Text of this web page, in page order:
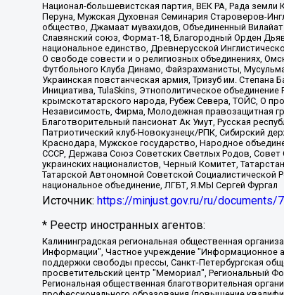
Национал-большевистская партия, ВЕК РА, Рада
Перуна, Мужская Духовная Семинария Староверов-
общество, Джамаат мувахидов, Объединенный
Славянский союз, Формат-18, Благородный Орден
национальное единство, Древнерусской
О свободе совести и о религиозных объединениях,
Футбольного Клуба Динамо, Файзрахманисты,
Украинская повстанческая армия, Тризуб им.
Инициатива, TulaSkins, Этнополитическое
крымскотатарского народа, Рубеж Севера, ТОЙС, О
Независимость, Фирма, Молодежная правозащитная
Благотворительный пансионат Ак Умут, Русская
Патриотический клуб-Новокузнецк/РПК, Сибирский
Краснодара, Мужское государство, Народное
СССР, Держава Союз Советских Светлых Родов, Совет
украинских националистов, Черный Комитет,
Татарской Автономной Советской Социалистической
национальное объединение, ЛГБТ, Я.МЫ Сергей Фургал
Источник: https://minjust.gov.ru/ru/documents/
* Реестр иностранных агентов:
Калининградская региональная общественная организация "Экозащита!-Женсовет", Фонд содействия защите прав и свобод граждан "Общественный вердикт", Фонд "Институт Развития Свободы Информации", Частное учреждение "Информационное агентство МЕМО. РУ", Региональная общественная организация "Общественная комиссия по сохранению наследия академика Сахарова", Фонд поддержки свободы прессы, Санкт-Петербургская общественная правозащитная организация "Гражданский контроль", Межрегиональная общественная организация "Информационно-просветительский центр "Мемориал", Региональный Фонд "Центр Защиты Прав Средств Массовой Информации", с 05.12.2023 Фонд "Центр Защиты Прав Средств массовой информации", Региональная общественная благотворительная организация помощи беженцам и мигрантам "Гражданское содействие", Негосударственное образовательное учреждение дополнительного профессионального образования (повышение квалификации) специалистов "АКАДЕМИЯ ПО ПРАВАМ ЧЕЛОВЕКА", Свердловская региональная общественная организация "Сутяжник", Автономная некоммерческая организация "Центр независимых социологических исследований", Союз общественных объединений "Российский исследовательский центр по правам человека", Региональное общественное учреждение научно-информационный центр "МЕМОРИАЛ", Некоммерческая организация "Фонд защиты гласности", Автономная некоммерческая организация "Институт прав человека", Городская общественная организация "Екатеринбургское общество "МЕМОРИАЛ", Городская общественная организация "Рязанское историко-просветительское и правозащитное общество "Мемориал" (Рязанский Мемориал), Челябинский региональный орган общественной самодеятельности – женское общественное объединение "Женщины Евразии", Челябинский региональный орган общественной самодеятельности "Уральская правозащитная группа", Фонд содействия защите здоровья и социальной справедливости имени Андрея Рылькова, Автономная Некоммерческая Организация "Аналитический Центр Юрия Левады", Автономная некоммерческая организация социальной поддержки населения "Проект Апрель", Региональная общественная организация помощи женщинам и детям, находящимся в кризисной ситуации "Информационно-методический центр "Анна", Фонд содействия развитию массовых коммуникаций и правовому просвещению "Так-так-Так", Фонд содействия устойчивому развитию "Серебряная тайга", Свердловский региональный общественный фонд социальных проектов "Новое время", "Idel.Реалии", Кавказ.Реалии, Крым.Реалии, Телеканал Настоящее Время, Татаро-башкирская служба Радио Свобода (Azatliq Radiosi), Радио Свободная Европа/Радио Свобода (PCE/PC), "Сибирь.Реалии", "Фактограф", Благотворительный фонд помощи осужденным и их семьям, Автономная некоммерческая организация "Институт глобализации и социальных